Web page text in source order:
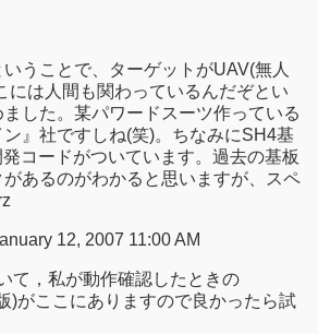
うことで、ターゲットがUAV(無人
には人間も関わっているんだぞとい
した。某パワードスーツ作っている
』社ですしね(笑)。ちなみにSH4基
コードがついています。過去の基板
あるのがわかると思いますが、スペ
12, 2007 11:00 AM
て，私が動作確認したときの
)がここにありますので良かったら試